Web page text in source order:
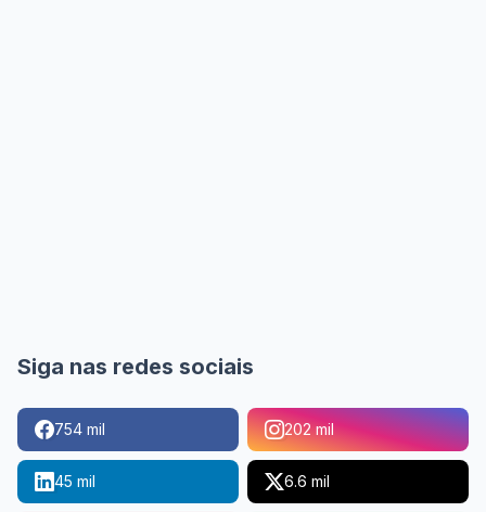
Siga nas redes sociais
754 mil 202 mil
45 mil 6.6 mil